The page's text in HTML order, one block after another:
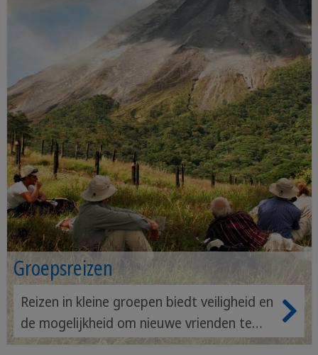
Groepsreizen
Reizen in kleine groepen biedt veiligheid en
de mogelijkheid om nieuwe vrienden te
maken. Je kunt het land verkennen in het